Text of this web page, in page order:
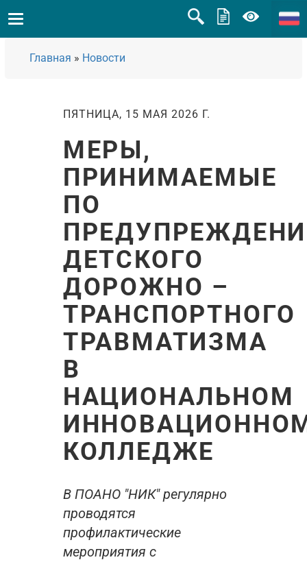
Главная » Новости
ПЯТНИЦА, 15 МАЯ 2026 Г.
МЕРЫ,
ПРИНИМАЕМЫЕ
ПО
ДЕТСКОГО
ДОРОЖНО –
ТРАНСПОРТНОГО
ТРАВМАТИЗМА
В
НАЦИОНАЛЬНОМ
КОЛЛЕДЖЕ
В ПОАНО "НИК" регулярно
проводятся
профилактические
мероприятия с